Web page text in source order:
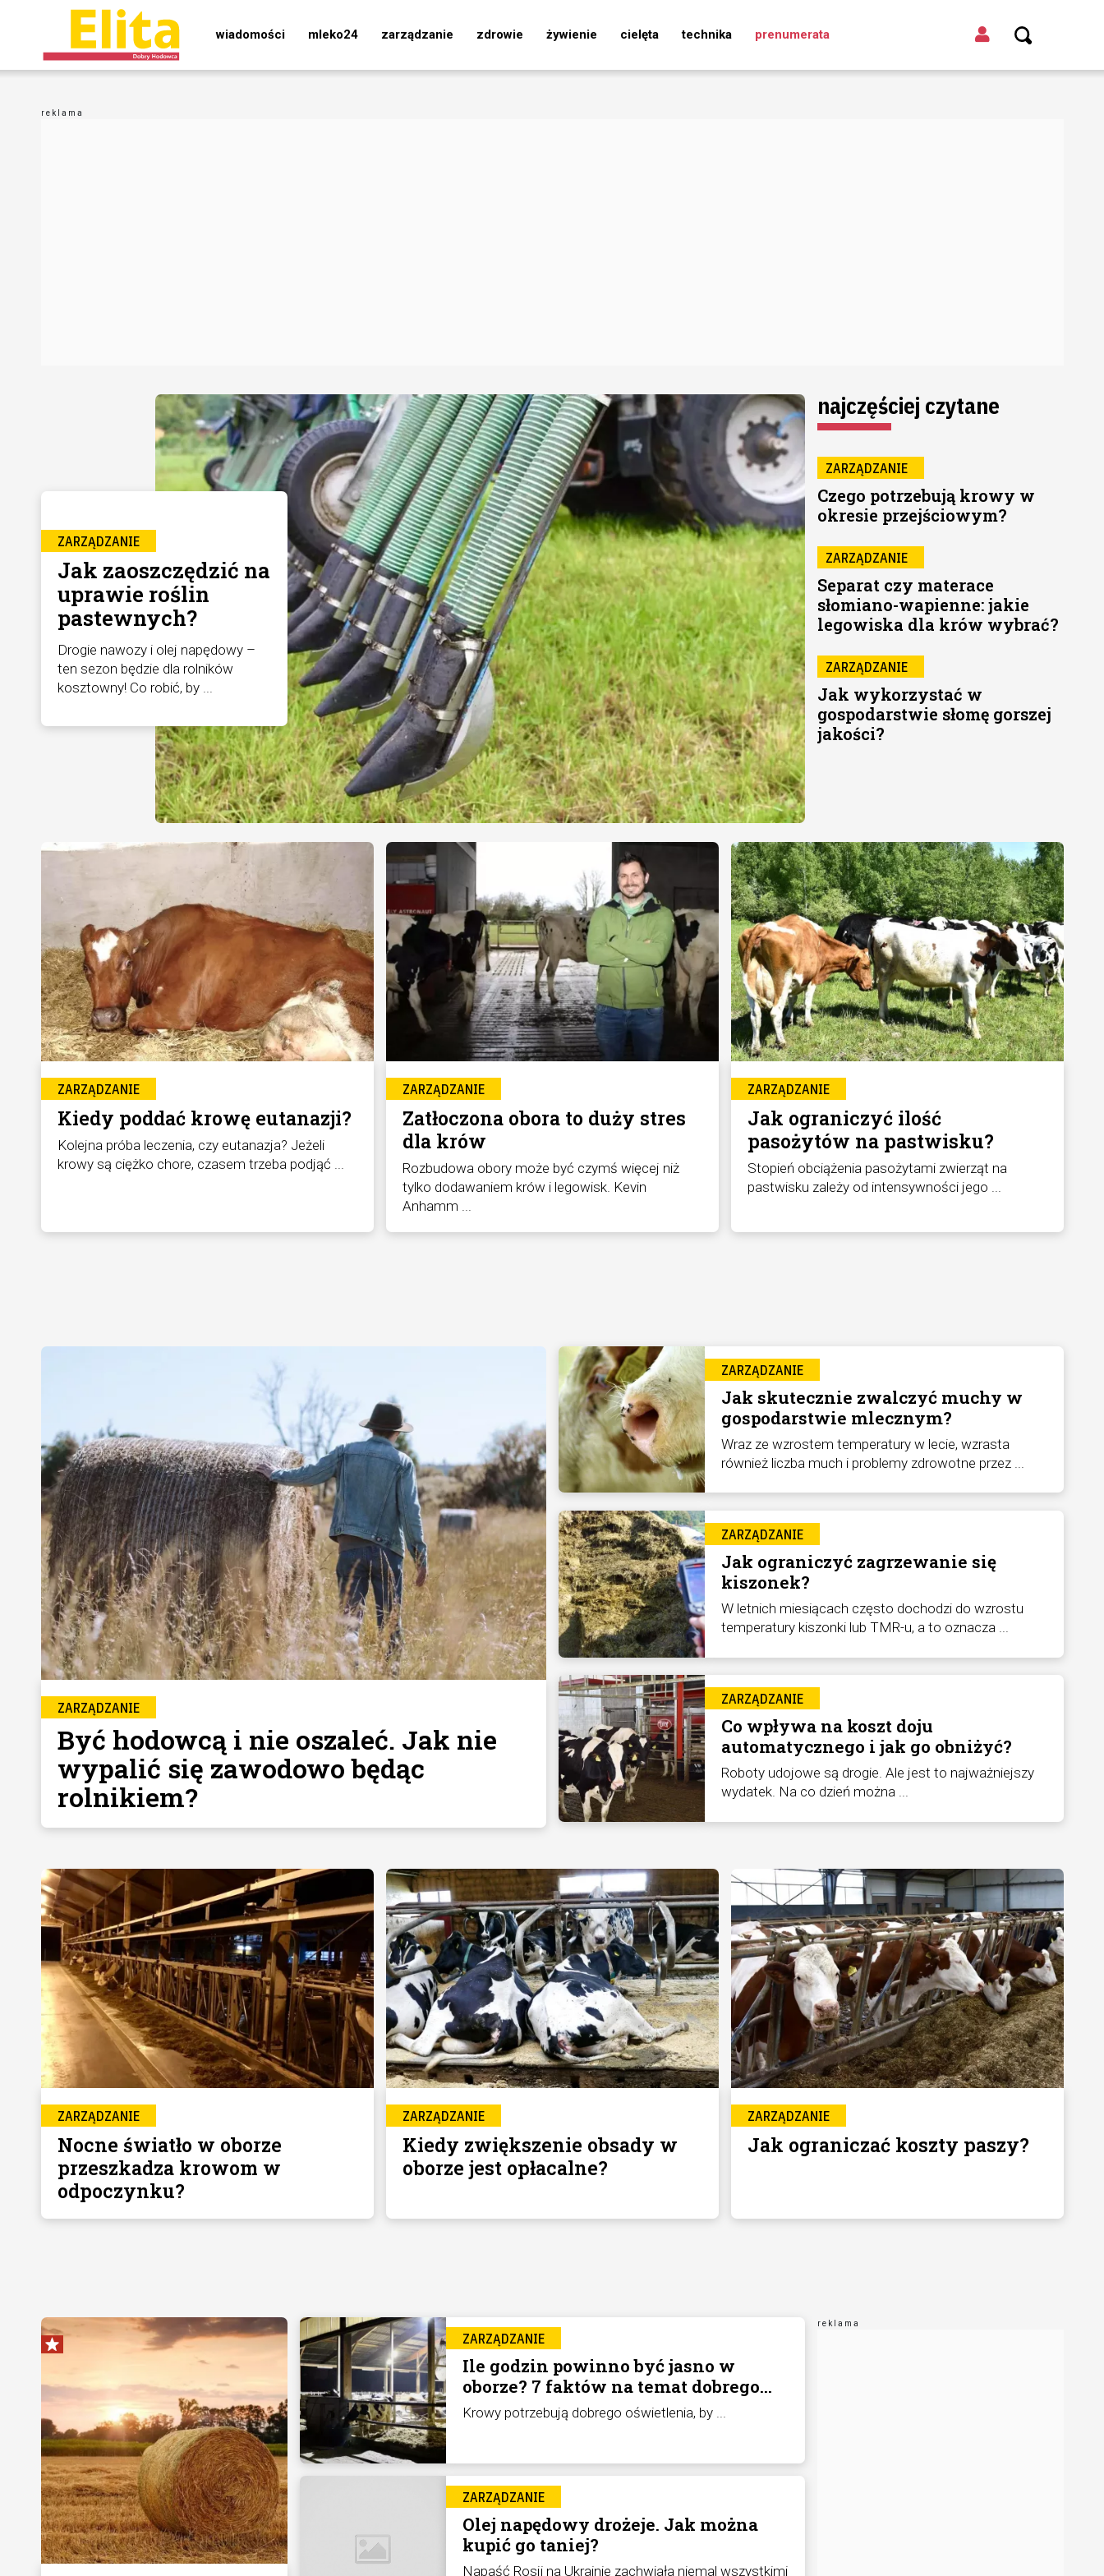
wiadomości mleko24 zarządzanie zdrowie żywienie cielęta technika prenumerata
ZARZĄDZANIE
Jak zaoszczędzić na
uprawie roślin
pastewnych?
Drogie nawozy i olej napędowy –
ten sezon będzie dla rolników
kosztowny! Co robić, by ...
najczęściej czytane
ZARZĄDZANIE
Czego potrzebują krowy w
okresie przejściowym?
ZARZĄDZANIE
Separat czy materace
słomiano-wapienne: jakie
legowiska dla krów wybrać?
ZARZĄDZANIE
Jak wykorzystać w
gospodarstwie słomę gorszej
jakości?
ZARZĄDZANIE
Kiedy poddać krowę eutanazji?
Kolejna próba leczenia, czy eutanazja? Jeżeli
krowy są ciężko chore, czasem trzeba podjąć ...
ZARZĄDZANIE
Zatłoczona obora to duży stres
dla krów
Rozbudowa obory może być czymś więcej niż
tylko dodawaniem krów i legowisk. Kevin
Anhamm ...
ZARZĄDZANIE
Jak ograniczyć ilość
pasożytów na pastwisku?
Stopień obciążenia pasożytami zwierząt na
pastwisku zależy od intensywności jego ...
ZARZĄDZANIE
Być hodowcą i nie oszaleć. Jak nie
wypalić się zawodowo będąc
rolnikiem?
ZARZĄDZANIE
Jak skutecznie zwalczyć muchy w
gospodarstwie mlecznym?
Wraz ze wzrostem temperatury w lecie, wzrasta
również liczba much i problemy zdrowotne przez ...
ZARZĄDZANIE
Jak ograniczyć zagrzewanie się
kiszonek?
W letnich miesiącach często dochodzi do wzrostu
temperatury kiszonki lub TMR-u, a to oznacza ...
ZARZĄDZANIE
Co wpływa na koszt doju
automatycznego i jak go obniżyć?
Roboty udojowe są drogie. Ale jest to najważniejszy
wydatek. Na co dzień można ...
ZARZĄDZANIE
Nocne światło w oborze
przeszkadza krowom w
odpoczynku?
ZARZĄDZANIE
Kiedy zwiększenie obsady w
oborze jest opłacalne?
ZARZĄDZANIE
Jak ograniczać koszty paszy?
ZARZĄDZANIE
Ile godzin powinno być jasno w
oborze? 7 faktów na temat dobrego
oświetlenia obory
Krowy potrzebują dobrego oświetlenia, by ...
ZARZĄDZANIE
Olej napędowy drożeje. Jak można
kupić go taniej?
Napaść Rosji na Ukrainie zachwiała niemal wszystkimi